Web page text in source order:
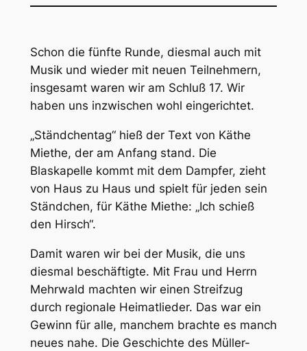
Schon die fünfte Runde, diesmal auch mit
Musik und wieder mit neuen Teilnehmern,
insgesamt waren wir am Schluß 17. Wir
haben uns inzwischen wohl eingerichtet.
„Ständchentag“ hieß der Text von Käthe
Miethe, der am Anfang stand. Die
Blaskapelle kommt mit dem Dampfer, zieht
von Haus zu Haus und spielt für jeden sein
Ständchen, für Käthe Miethe: „Ich schieß
den Hirsch“.
Damit waren wir bei der Musik, die uns
diesmal beschäftigte. Mit Frau und Herrn
Mehrwald machten wir einen Streifzug
durch regionale Heimatlieder. Das war ein
Gewinn für alle, manchem brachte es manch
neues nahe. Die Geschichte des Müller-